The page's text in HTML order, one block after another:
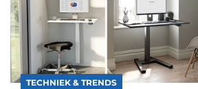
TECHNIEK & TRENDS